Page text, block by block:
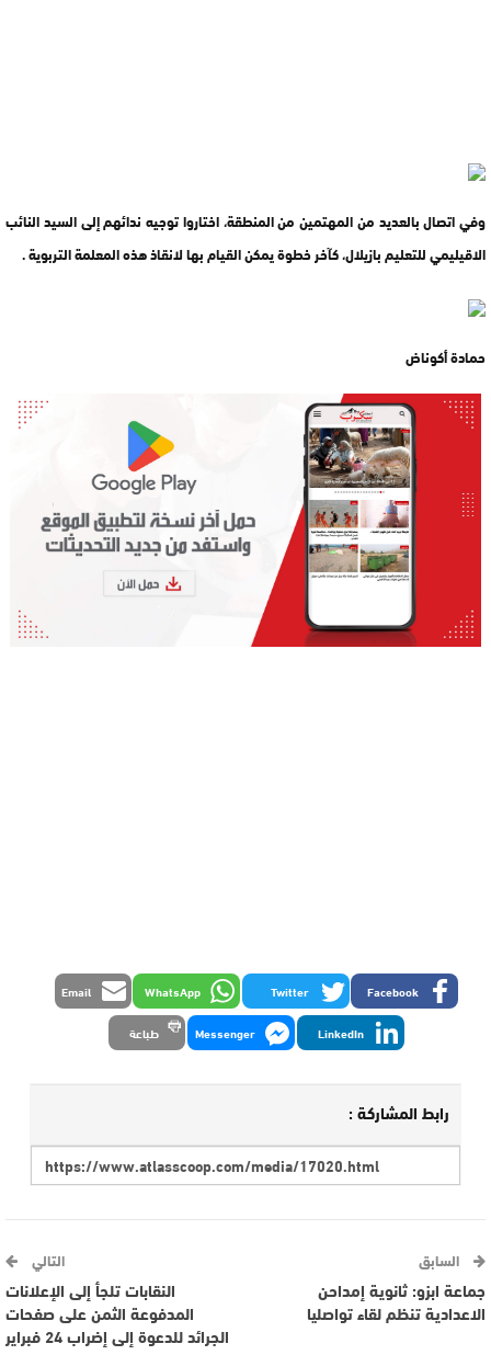
وفي اتصال بالعديد من المهتمين من المنطقة، اختاروا توجيه ندائهم إلى السيد النائب
الاقيليمي للتعليم بازيلال، كآخر خطوة يمكن القيام بها لانقاذ هذه المعلمة التربوية .
حمادة أكوناض
Facebook
Twitter
WhatsApp
Email
LinkedIn
Messenger طباعة
رابط المشاركة :
السابق
جماعة ابزو: ثانوية إمداحن
الاعدادية تنظم لقاء تواصليا
التالي
النقابات تلجأ إلى الإعلانات
المدفوعة الثمن على صفحات
الجرائد للدعوة إلى إضراب 24 فبراير